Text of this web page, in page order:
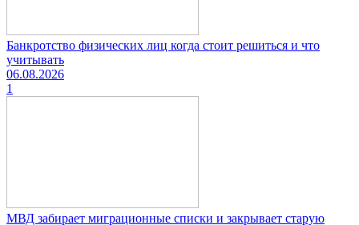
Банкротство физических лиц когда стоит решиться и что
учитывать
06.08.2026
1
МВД забирает миграционные списки и закрывает старую